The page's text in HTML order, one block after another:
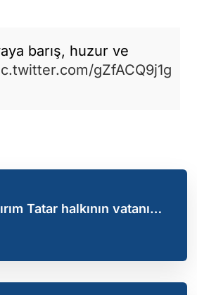
barış, huzur ve
gZfACQ9j1g
Tatar halkının vatanı
ediyoruz